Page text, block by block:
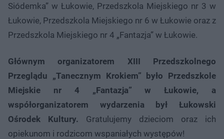
Siódemka” w Łukowie, Przedszkola Miejskiego nr 3 w
Łukowie, Przedszkola Miejskiego nr 6 w Łukowie oraz z
Przedszkola Miejskiego nr 4 „Fantazja” w Łukowie.
Głównym organizatorem XIII Przedszkolnego
Przeglądu „Tanecznym Krokiem” było Przedszkole
Miejskie nr 4 „Fantazja” w Łukowie, a
współorganizatorem wydarzenia był Łukowski
Ośrodek Kultury. Gratulujemy dzieciom oraz ich
opiekunom i rodzicom wspaniałych występów!